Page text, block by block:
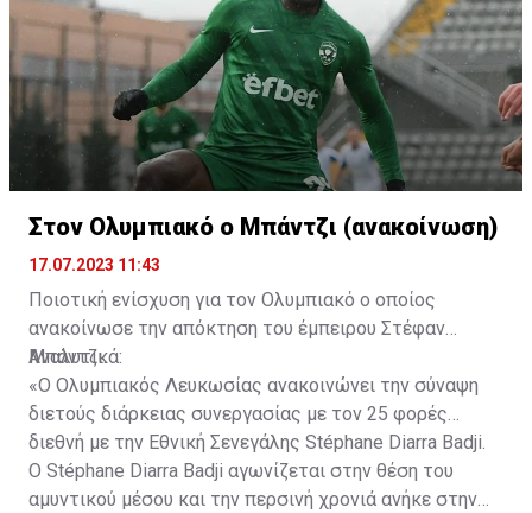
Στον Ολυμπιακό ο Μπάντζι (ανακοίνωση)
17.07.2023 11:43
Ποιοτική ενίσχυση για τον Ολυμπιακό ο οποίος
ανακοίνωσε την απόκτηση του έμπειρου Στέφαν
Μπάντζι.
Αναλυτικά:
«Ο Ολυμπιακός Λευκωσίας ανακοινώνει την σύναψη
διετούς διάρκειας συνεργασίας με τον 25 φορές
διεθνή με την Εθνική Σενεγάλης Stéphane Diarra Badji.
Ο Stéphane Diarra Badji αγωνίζεται στην θέση του
αμυντικού μέσου και την περσινή χρονιά ανήκε στην